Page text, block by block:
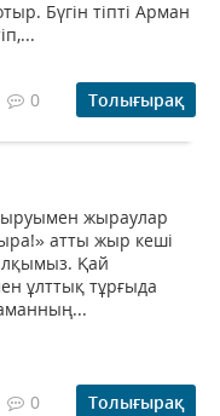
Бүгін тіпті Арман
0 Толығырақ
жыраулар
атты жыр кеші
Қай
ұлттық тұрғыда
0 Толығырақ